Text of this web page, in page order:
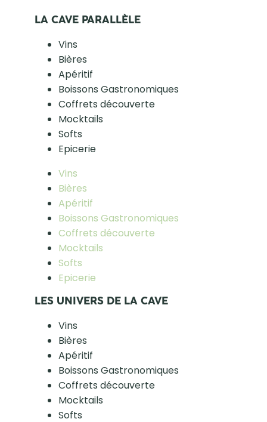
LA CAVE PARALLÈLE
Vins
Bières
Apéritif
Boissons Gastronomiques
Coffrets découverte
Mocktails
Softs
Epicerie
Vins
Bières
Apéritif
Boissons Gastronomiques
Coffrets découverte
Mocktails
Softs
Epicerie
LES UNIVERS DE LA CAVE
Vins
Bières
Apéritif
Boissons Gastronomiques
Coffrets découverte
Mocktails
Softs